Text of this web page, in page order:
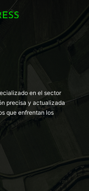
en el sector
precisa y actualizada
que enfrentan los